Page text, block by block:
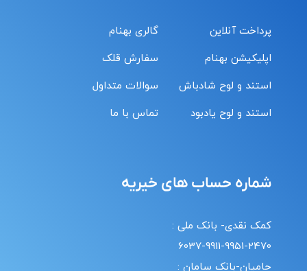
پرداخت آنلاین
اپلیکیشن بهنام
استند و لوح شادباش
استند و لوح یادبود
گالری بهنام
سفارش قلک
سوالات متداول
تماس با ما
شماره حساب های خیریه
کمک نقدی- بانک ملی :
6037-9911-9951-2470
حامیان-بانک سامان :